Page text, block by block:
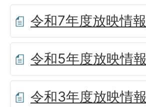
令和7年度放映情報
令和5年度放映情報
令和3年度放映情報